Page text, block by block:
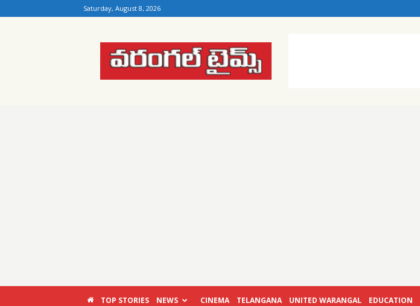
Saturday, August 8, 2026
Warangal
Times
TOP STORIES NEWS CINEMA TELANGANA UNITED WARANGAL EDUCATION